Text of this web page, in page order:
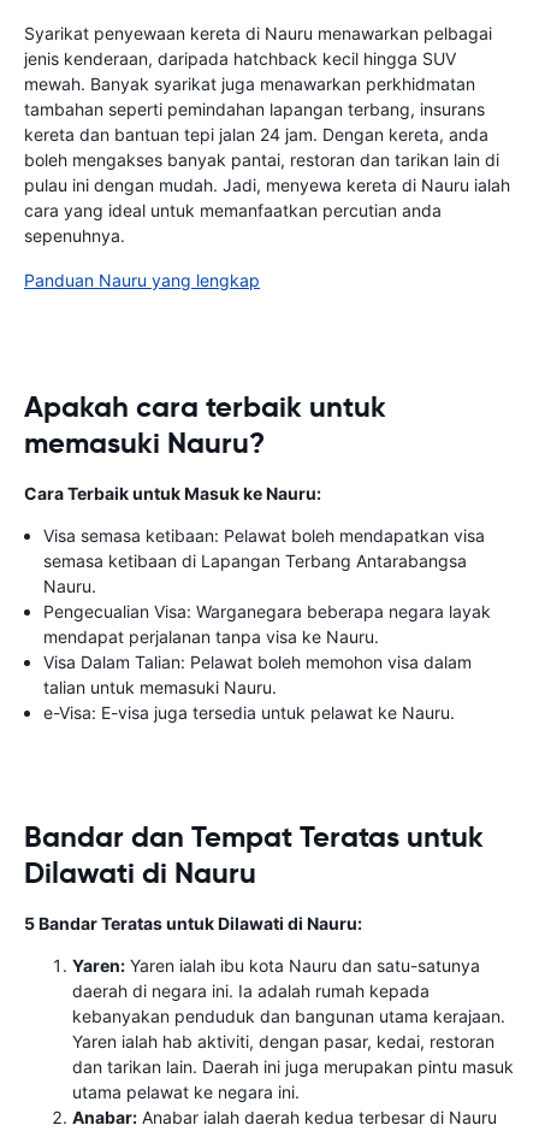
Syarikat penyewaan kereta di Nauru menawarkan pelbagai
jenis kenderaan, daripada hatchback kecil hingga SUV
mewah. Banyak syarikat juga menawarkan perkhidmatan
tambahan seperti pemindahan lapangan terbang, insurans
kereta dan bantuan tepi jalan 24 jam. Dengan kereta, anda
boleh mengakses banyak pantai, restoran dan tarikan lain di
pulau ini dengan mudah. Jadi, menyewa kereta di Nauru ialah
cara yang ideal untuk memanfaatkan percutian anda
sepenuhnya.
Panduan Nauru yang lengkap
Apakah cara terbaik untuk
memasuki Nauru?
Cara Terbaik untuk Masuk ke Nauru:
Visa semasa ketibaan: Pelawat boleh mendapatkan visa
semasa ketibaan di Lapangan Terbang Antarabangsa
Nauru.
Pengecualian Visa: Warganegara beberapa negara layak
mendapat perjalanan tanpa visa ke Nauru.
Visa Dalam Talian: Pelawat boleh memohon visa dalam
talian untuk memasuki Nauru.
e-Visa: E-visa juga tersedia untuk pelawat ke Nauru.
Bandar dan Tempat Teratas untuk
Dilawati di Nauru
5 Bandar Teratas untuk Dilawati di Nauru:
Yaren: Yaren ialah ibu kota Nauru dan satu-satunya
daerah di negara ini. Ia adalah rumah kepada
kebanyakan penduduk dan bangunan utama kerajaan.
Yaren ialah hab aktiviti, dengan pasar, kedai, restoran
dan tarikan lain. Daerah ini juga merupakan pintu masuk
utama pelawat ke negara ini.
Anabar: Anabar ialah daerah kedua terbesar di Nauru